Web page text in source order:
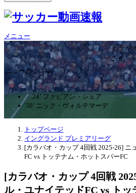
メニュー
カラバ
2ｰ0
ニューカッスル
24’ ファビアン・シェア
50’ ニック・ヴォルテマーデ
トップページ
イングランド プレミアリーグ
[カラバオ・カップ 4回戦 2025-26] ニ
FC vs トッテナム・ホットスパーFC
[カラバオ・カップ 4回戦
ル・ユナイテッドFC vs ト